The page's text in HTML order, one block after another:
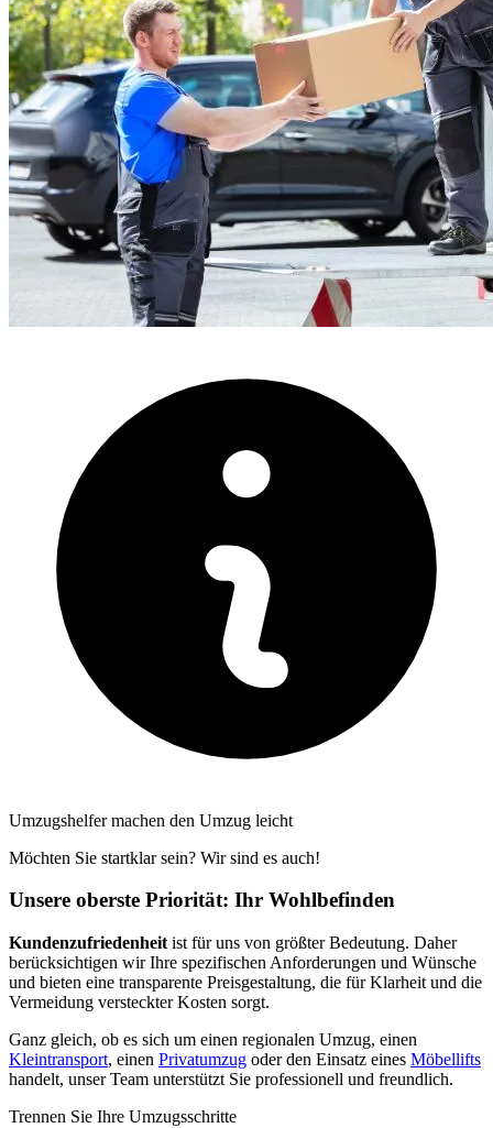
Umzugshelfer machen den Umzug leicht
Möchten Sie startklar sein? Wir sind es auch!
Unsere oberste Priorität: Ihr Wohlbefinden
Kundenzufriedenheit ist für uns von größter Bedeutung. Daher
berücksichtigen wir Ihre spezifischen Anforderungen und Wünsche
und bieten eine transparente Preisgestaltung, die für Klarheit und die
Vermeidung versteckter Kosten sorgt.
Ganz gleich, ob es sich um einen regionalen Umzug, einen
Kleintransport, einen Privatumzug oder den Einsatz eines Möbellifts
handelt, unser Team unterstützt Sie professionell und freundlich.
Trennen Sie Ihre Umzugsschritte